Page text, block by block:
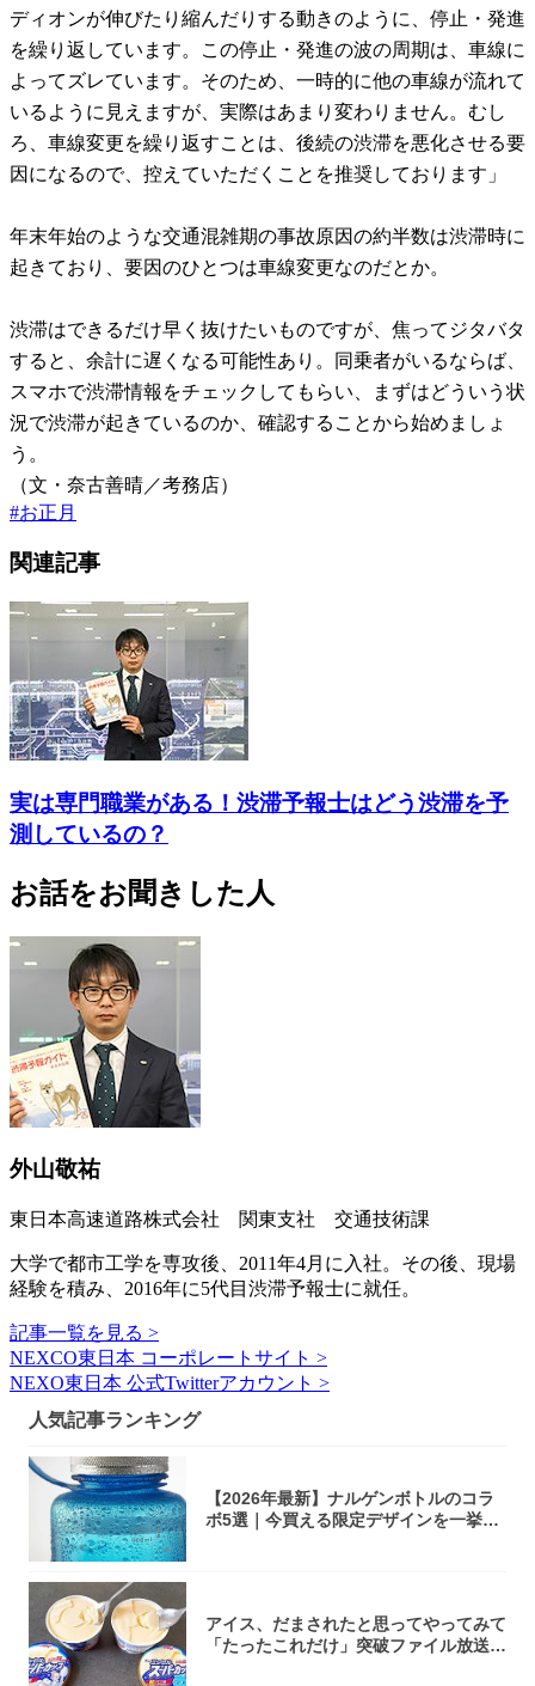
ディオンが伸びたり縮んだりする動きのように、停止・発進
を繰り返しています。この停止・発進の波の周期は、車線に
よってズレています。そのため、一時的に他の車線が流れて
いるように見えますが、実際はあまり変わりません。むし
ろ、車線変更を繰り返すことは、後続の渋滞を悪化させる要
因になるので、控えていただくことを推奨しております」
年末年始のような交通混雑期の事故原因の約半数は渋滞時に
起きており、要因のひとつは車線変更なのだとか。
渋滞はできるだけ早く抜けたいものですが、焦ってジタバタ
すると、余計に遅くなる可能性あり。同乗者がいるならば、
スマホで渋滞情報をチェックしてもらい、まずはどういう状
況で渋滞が起きているのか、確認することから始めましょ
う。
（文・奈古善晴／考務店）
#お正月
関連記事
実は専門職業がある！渋滞予報士はどう渋滞を予
測しているの？
お話をお聞きした人
外山敬祐
東日本高速道路株式会社 関東支社 交通技術課
大学で都市工学を専攻後、2011年4月に入社。その後、現場
経験を積み、2016年に5代目渋滞予報士に就任。
記事一覧を見る >
NEXCO東日本 コーポレートサイト >
NEXO東日本 公式Twitterアカウント >
人気記事ランキング
【2026年最新】ナルゲンボトルのコラ
ボ5選｜今買える限定デザインを一挙紹
アイス、だまされたと思ってやってみて
「たったこれだけ」突破ファイル放送で